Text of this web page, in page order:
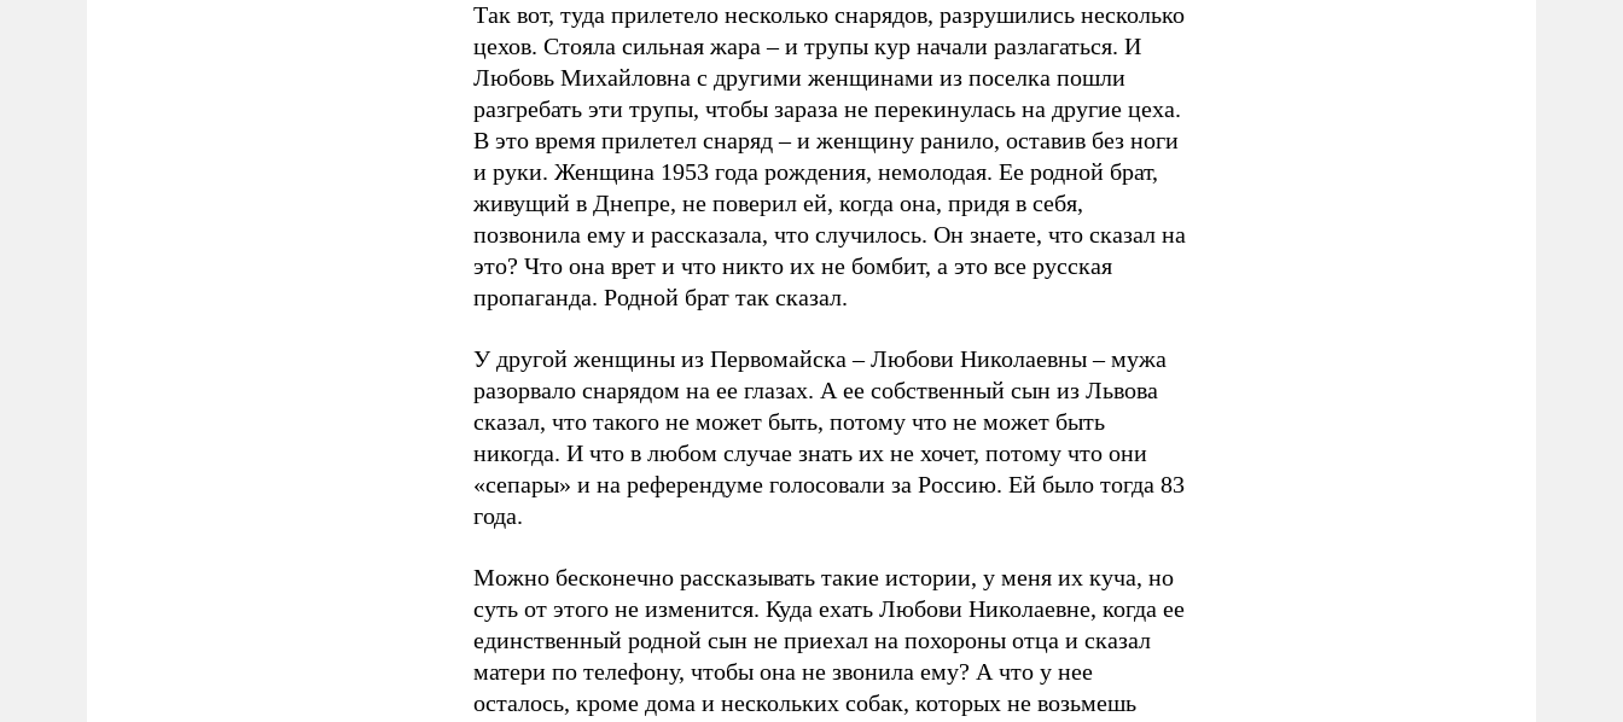
Так вот, туда прилетело несколько снарядов, разрушились несколько
цехов. Стояла сильная жара – и трупы кур начали разлагаться. И
Любовь Михайловна с другими женщинами из поселка пошли
разгребать эти трупы, чтобы зараза не перекинулась на другие цеха.
В это время прилетел снаряд – и женщину ранило, оставив без ноги
и руки. Женщина 1953 года рождения, немолодая. Ее родной брат,
живущий в Днепре, не поверил ей, когда она, придя в себя,
позвонила ему и рассказала, что случилось. Он знаете, что сказал на
это? Что она врет и что никто их не бомбит, а это все русская
пропаганда. Родной брат так сказал.
У другой женщины из Первомайска – Любови Николаевны – мужа
разорвало снарядом на ее глазах. А ее собственный сын из Львова
сказал, что такого не может быть, потому что не может быть
никогда. И что в любом случае знать их не хочет, потому что они
«сепары» и на референдуме голосовали за Россию. Ей было тогда 83
года.
Можно бесконечно рассказывать такие истории, у меня их куча, но
суть от этого не изменится. Куда ехать Любови Николаевне, когда ее
единственный родной сын не приехал на похороны отца и сказал
матери по телефону, чтобы она не звонила ему? А что у нее
осталось, кроме дома и нескольких собак, которых не возьмешь